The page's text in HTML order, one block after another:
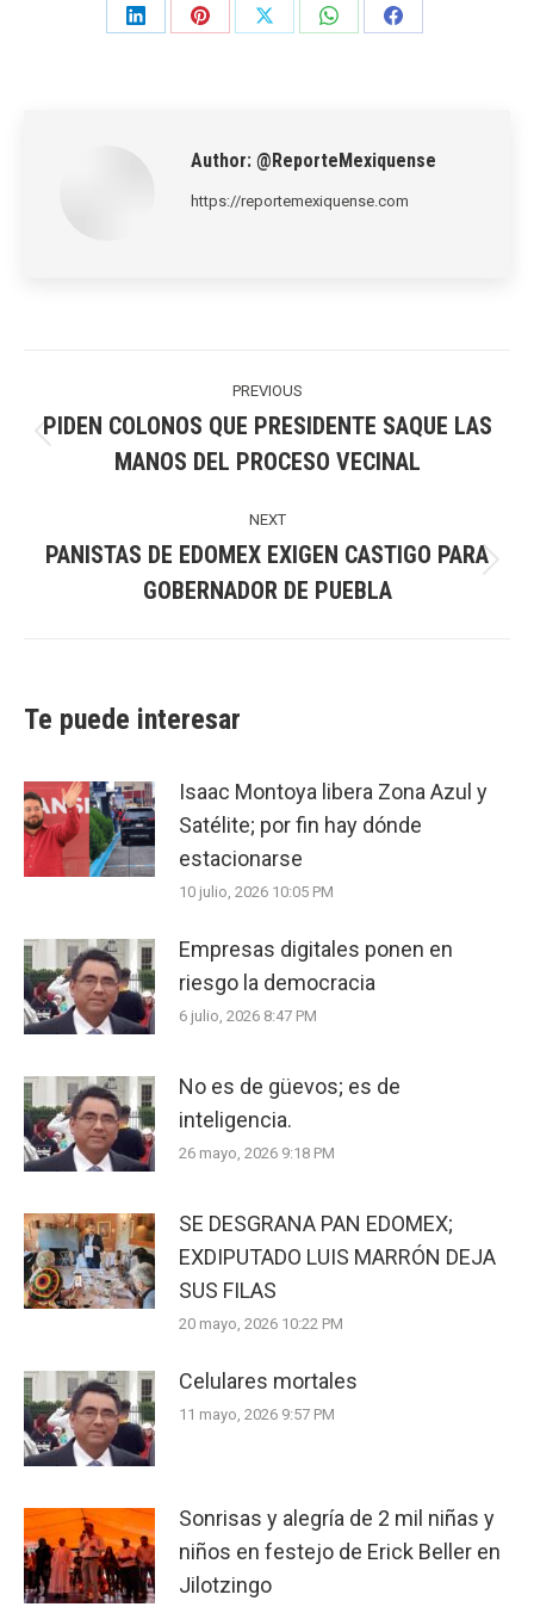
Share
Share
Share
Share
Share
Author: @ReporteMexiquense
https://reportemexiquense.com
PREVIOUS
post:
PIDEN COLONOS QUE PRESIDENTE SAQUE LAS
MANOS DEL PROCESO VECINAL
NEXT
post:
PANISTAS DE EDOMEX EXIGEN CASTIGO PARA
GOBERNADOR DE PUEBLA
Te puede interesar
Isaac Montoya libera Zona Azul y
Satélite; por fin hay dónde
estacionarse
10 julio, 2026 10:05 PM
Empresas digitales ponen en
riesgo la democracia
6 julio, 2026 8:47 PM
No es de güevos; es de
inteligencia.
26 mayo, 2026 9:18 PM
SE DESGRANA PAN EDOMEX;
EXDIPUTADO LUIS MARRÓN DEJA
SUS FILAS
20 mayo, 2026 10:22 PM
Celulares mortales
11 mayo, 2026 9:57 PM
Sonrisas y alegría de 2 mil niñas y
niños en festejo de Erick Beller en
Jilotzingo